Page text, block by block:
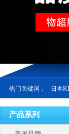
热门关键词： 日本
产品系列